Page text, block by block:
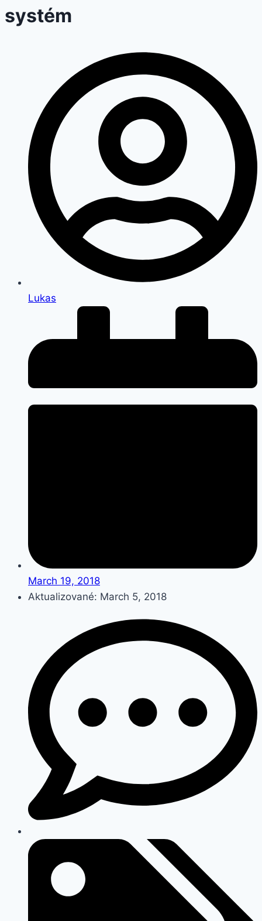
systém
Lukas
March 19, 2018
Aktualizované: March 5, 2018